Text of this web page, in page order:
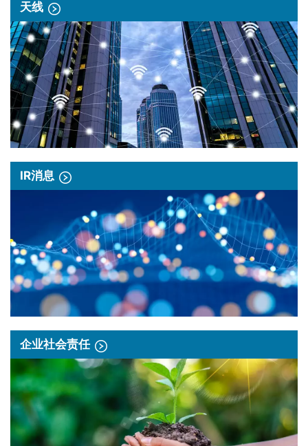
天线
IR消息
企业社会责任